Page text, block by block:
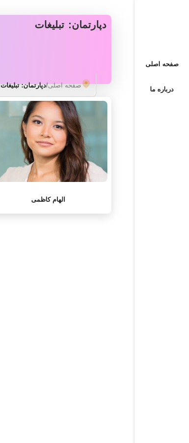
صفحه اصلی
درباره ما
دپارتمان: تبلیغات
صفحه اصلی/دپارتمان: تبلیغات
الهام کاظمی